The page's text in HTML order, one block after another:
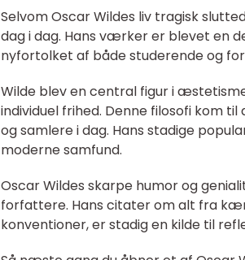
Selvom Oscar Wildes liv tragisk
dag i dag. Hans værker er blevet en
nyfortolket af både studerende og
Wilde blev en central figur i
individuel frihed. Denne filosofi kom
og samlere i dag. Hans stadige
moderne samfund.
Oscar Wildes skarpe humor og
forfattere. Hans citater om alt fra
konventioner, er stadig en kilde til